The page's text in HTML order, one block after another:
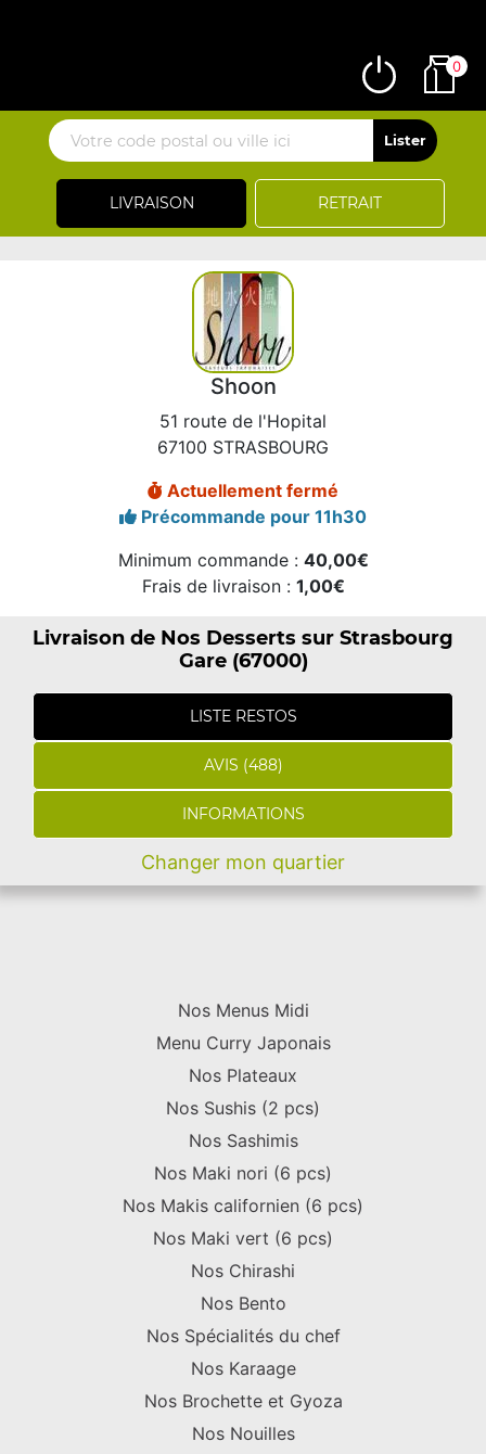
LIVRAISON RETRAIT
0
Shoon
51 route de l'Hopital
67100 STRASBOURG
Actuellement fermé
Précommande pour 11h30
Minimum commande : 40,00€
Frais de livraison : 1,00€
Livraison de Nos Desserts sur Strasbourg
Gare (67000)
LISTE RESTOS
AVIS (488)
INFORMATIONS
Changer mon quartier
Nos Menus Midi
Menu Curry Japonais
Nos Plateaux
Nos Sushis (2 pcs)
Nos Sashimis
Nos Maki nori (6 pcs)
Nos Makis californien (6 pcs)
Nos Maki vert (6 pcs)
Nos Chirashi
Nos Bento
Nos Spécialités du chef
Nos Karaage
Nos Brochette et Gyoza
Nos Nouilles